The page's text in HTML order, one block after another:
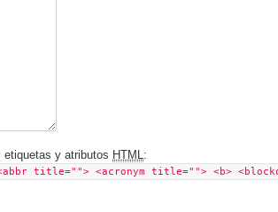
etiquetas y atributos HTML:
title=""> <acronym title=""> <b>